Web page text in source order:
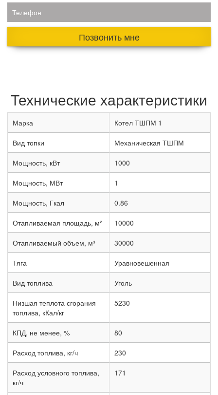
Телефон
Позвонить мне
Технические характеристики
Марка Котел ТШПМ 1
Вид топки Механическая ТШПМ
Мощность, кВт 1000
Мощность, МВт 1
Мощность, Гкал 0.86
Отапливаемая площадь, м² 10000
Отапливаемый объем, м³ 30000
Тяга Уравновешенная
Вид топлива Уголь
Низшая теплота сгорания
топлива, кКал/кг
5230
КПД, не менее, % 80
Расход топлива, кг/ч 230
Расход условного топлива,
кг/ч
171